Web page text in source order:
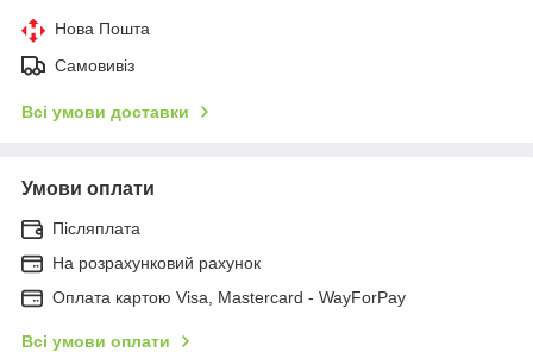
Нова Пошта
Самовивіз
Всі умови доставки
Умови оплати
Післяплата
На розрахунковий рахунок
Оплата картою Visa, Mastercard - WayForPay
Всі умови оплати